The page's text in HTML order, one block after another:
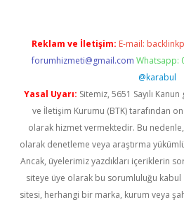
Reklam ve İletişim: E-mail:
forumhizmeti@gmail.com Whatsapp:
@karabul
Yasal Uyarı: Sitemiz, 5651 Sayılı
ve İletişim Kurumu (BTK) tarafından
olarak hizmet vermektedir. Bu
olarak denetleme veya araştırma
Ancak, üyelerimiz yazdıkları içeriklerin
siteye üye olarak bu sorumluluğu kabul
sitesi, herhangi bir marka, kurum veya